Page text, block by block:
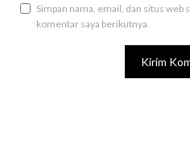
Simpan nama, email, dan situs web
komentar saya berikutnya.